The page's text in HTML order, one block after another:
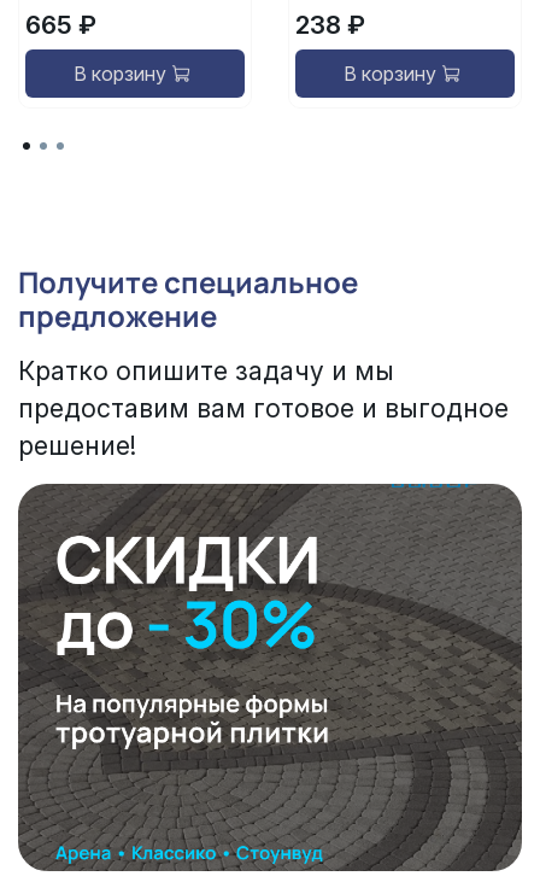
665 ₽
В корзину
238 ₽
В корзину
Получите специальное
предложение
Кратко опишите задачу и мы
предоставим вам готовое и выгодное
решение!